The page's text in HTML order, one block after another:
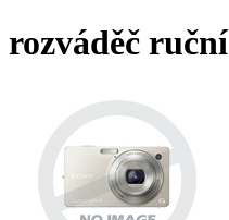
rozváděč ruční